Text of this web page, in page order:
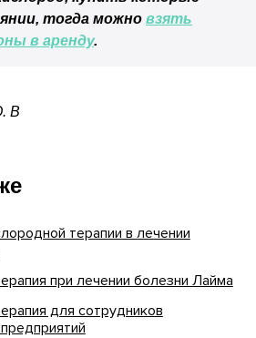
тогда можно взять
в аренду.
В
терапии в лечении
при лечении болезни Лайма
для сотрудников